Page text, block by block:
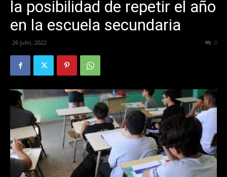
la posibilidad de repetir el año
en la escuela secundaria
26 julio, 2022 0